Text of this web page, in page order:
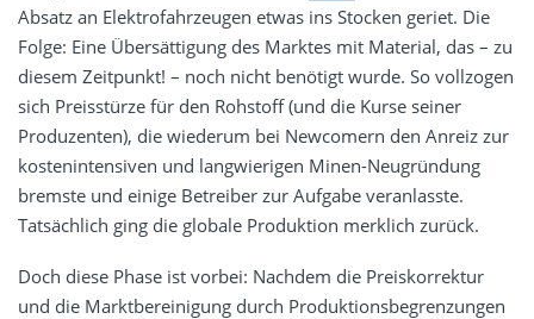
Absatz an Elektrofahrzeugen etwas ins Stocken geriet. Die
Folge: Eine Übersättigung des Marktes mit Material, das – zu
diesem Zeitpunkt! – noch nicht benötigt wurde. So vollzogen
sich Preisstürze für den Rohstoff (und die Kurse seiner
Produzenten), die wiederum bei Newcomern den Anreiz zur
kostenintensiven und langwierigen Minen-Neugründung
bremste und einige Betreiber zur Aufgabe veranlasste.
Tatsächlich ging die globale Produktion merklich zurück.
Doch diese Phase ist vorbei: Nachdem die Preiskorrektur
und die Marktbereinigung durch Produktionsbegrenzungen